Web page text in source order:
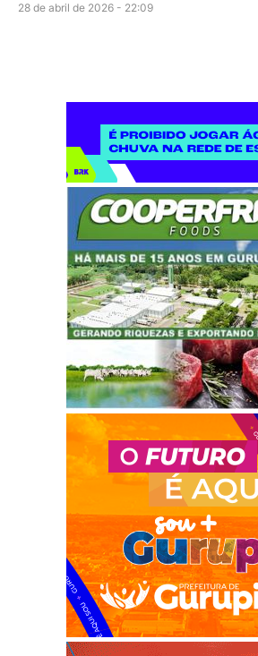
28 de abril de 2026 - 22:09